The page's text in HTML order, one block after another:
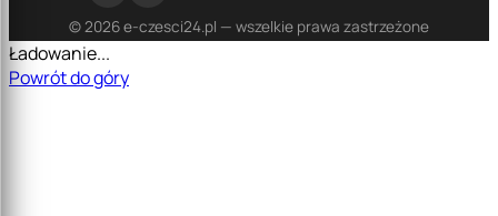
© 2026 e-czesci24.pl — wszelkie prawa zastrzeżone
Ładowanie...
Powrót do góry